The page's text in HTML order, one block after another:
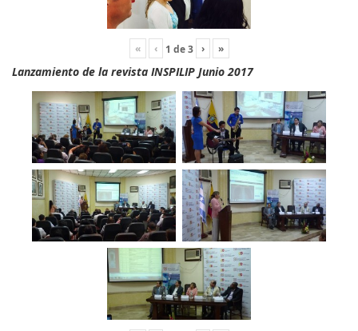
« ‹ 1 de3 › »
Lanzamiento de la revista INSPILIP Junio 2017